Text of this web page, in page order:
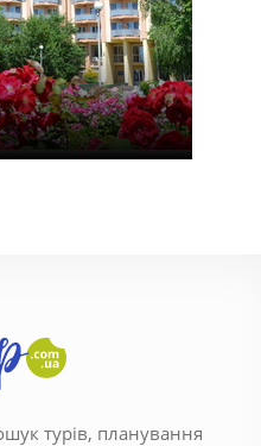
турів, планування